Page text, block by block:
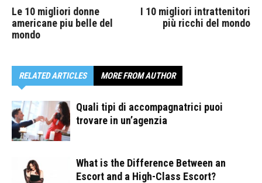
Le 10 migliori donne
americane piu belle del
mondo
I 10 migliori intrattenitori
più ricchi del mondo
RELATED ARTICLES MORE FROM AUTHOR
Quali tipi di accompagnatrici puoi
trovare in un’agenzia
What is the Difference Between an
Escort and a High-Class Escort?